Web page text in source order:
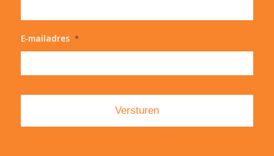
E-mailadres *